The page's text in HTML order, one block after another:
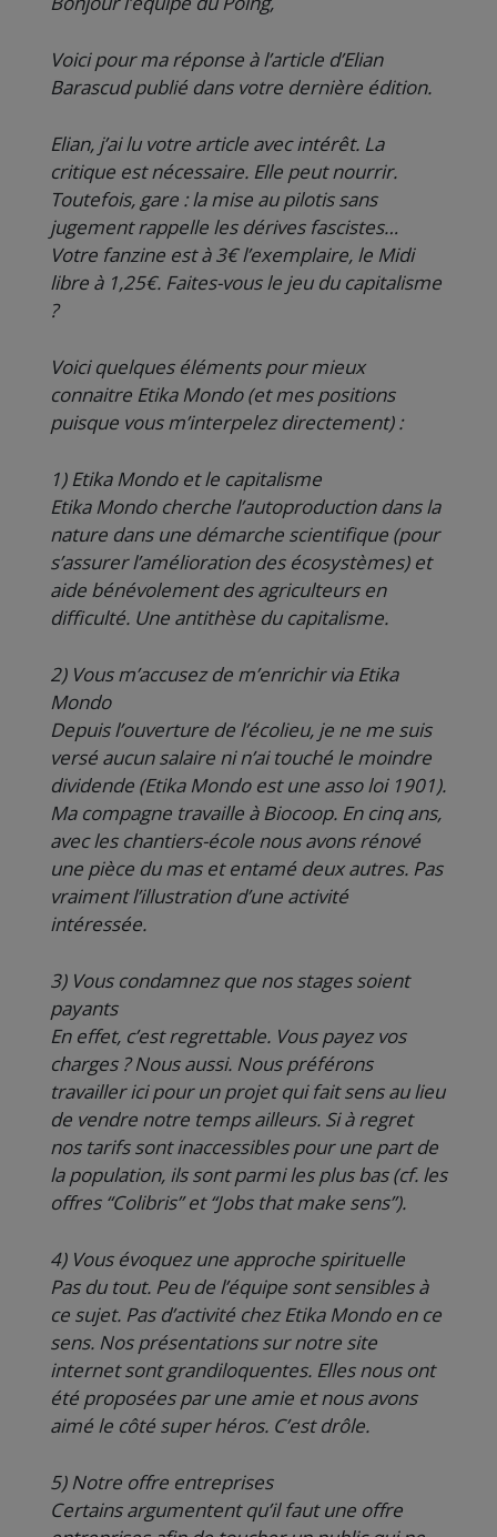
Voici pour ma réponse à l’article d’Elian
Barascud publié dans votre dernière édition.
Elian, j’ai lu votre article avec intérêt. La
critique est nécessaire. Elle peut nourrir.
Toutefois, gare : la mise au pilotis sans
jugement rappelle les dérives fascistes…
Votre fanzine est à 3€ l’exemplaire, le Midi
libre à 1,25€. Faites-vous le jeu du capitalisme
?
Voici quelques éléments pour mieux
connaitre Etika Mondo (et mes positions
puisque vous m’interpelez directement) :
1) Etika Mondo et le capitalisme
Etika Mondo cherche l’autoproduction dans la
nature dans une démarche scientifique (pour
s’assurer l’amélioration des écosystèmes) et
aide bénévolement des agriculteurs en
difficulté. Une antithèse du capitalisme.
2) Vous m’accusez de m’enrichir via Etika
Mondo
Depuis l’ouverture de l’écolieu, je ne me suis
versé aucun salaire ni n’ai touché le moindre
dividende (Etika Mondo est une asso loi 1901).
Ma compagne travaille à Biocoop. En cinq ans,
avec les chantiers-école nous avons rénové
une pièce du mas et entamé deux autres. Pas
vraiment l’illustration d’une activité
intéressée.
3) Vous condamnez que nos stages soient
payants
En effet, c’est regrettable. Vous payez vos
charges ? Nous aussi. Nous préférons
travailler ici pour un projet qui fait sens au lieu
de vendre notre temps ailleurs. Si à regret
nos tarifs sont inaccessibles pour une part de
la population, ils sont parmi les plus bas (cf. les
offres “Colibris” et “Jobs that make sens”).
4) Vous évoquez une approche spirituelle
Pas du tout. Peu de l’équipe sont sensibles à
ce sujet. Pas d’activité chez Etika Mondo en ce
sens. Nos présentations sur notre site
internet sont grandiloquentes. Elles nous ont
été proposées par une amie et nous avons
aimé le côté super héros. C’est drôle.
5) Notre offre entreprises
Certains argumentent qu’il faut une offre